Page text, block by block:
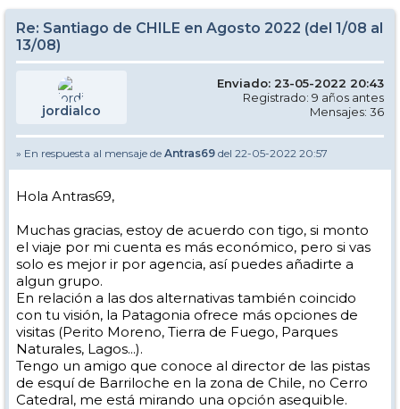
Re: Santiago de CHILE en Agosto 2022 (del 1/08 al
13/08)
jordialco
Enviado: 23-05-2022 20:43
Registrado: 9 años antes
Mensajes: 36
» En respuesta al mensaje de Antras69 del 22-05-2022 20:57
Hola Antras69,
Muchas gracias, estoy de acuerdo con tigo, si monto
el viaje por mi cuenta es más económico, pero si vas
solo es mejor ir por agencia, así puedes añadirte a
algun grupo.
En relación a las dos alternativas también coincido
con tu visión, la Patagonia ofrece más opciones de
visitas (Perito Moreno, Tierra de Fuego, Parques
Naturales, Lagos...).
Tengo un amigo que conoce al director de las pistas
de esquí de Barriloche en la zona de Chile, no Cerro
Catedral, me está mirando una opción asequible.